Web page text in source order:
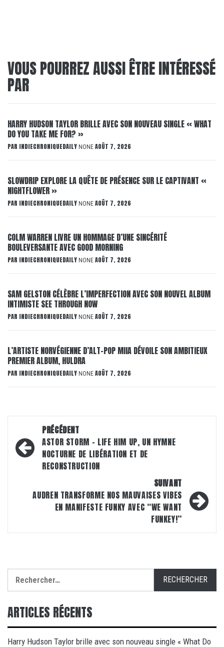
VOUS POURREZ AUSSI ÊTRE INTÉRESSÉ
PAR
HARRY HUDSON TAYLOR BRILLE AVEC SON NOUVEAU SINGLE « WHAT
DO YOU TAKE ME FOR? »
PAR INDIECHRONIQUEDAILY NONE AOÛT 7, 2026
SLOWDRIP EXPLORE LA QUÊTE DE PRÉSENCE SUR LE CAPTIVANT «
NIGHTFLOWER »
PAR INDIECHRONIQUEDAILY NONE AOÛT 7, 2026
COLM WARREN LIVRE UN HOMMAGE D’UNE SINCÉRITÉ
BOULEVERSANTE AVEC GOOD MORNING
PAR INDIECHRONIQUEDAILY NONE AOÛT 7, 2026
SAM GELSTON CÉLÈBRE L’IMPERFECTION AVEC SON NOUVEL ALBUM
INTIMISTE SEE THROUGH NOW
PAR INDIECHRONIQUEDAILY NONE AOÛT 7, 2026
L’ARTISTE NORVÉGIENNE D’ALT-POP MIIA DÉVOILE SON AMBITIEUX
PREMIER ALBUM, HULDRA
PAR INDIECHRONIQUEDAILY NONE AOÛT 7, 2026
Navigation
d’article
PRÉCÉDENT
ASTOR STORM – LIFE HIM UP, UN HYMNE
NOCTURNE DE LIBÉRATION ET DE
RECONSTRUCTION
SUIVANT
AUDREN TRANSFORME NOS MAUVAISES VIBES
EN MANIFESTE FUNKY AVEC “WE WANT
FUNKEY!”
ARTICLES RÉCENTS
Harry Hudson Taylor brille avec son nouveau single « What Do